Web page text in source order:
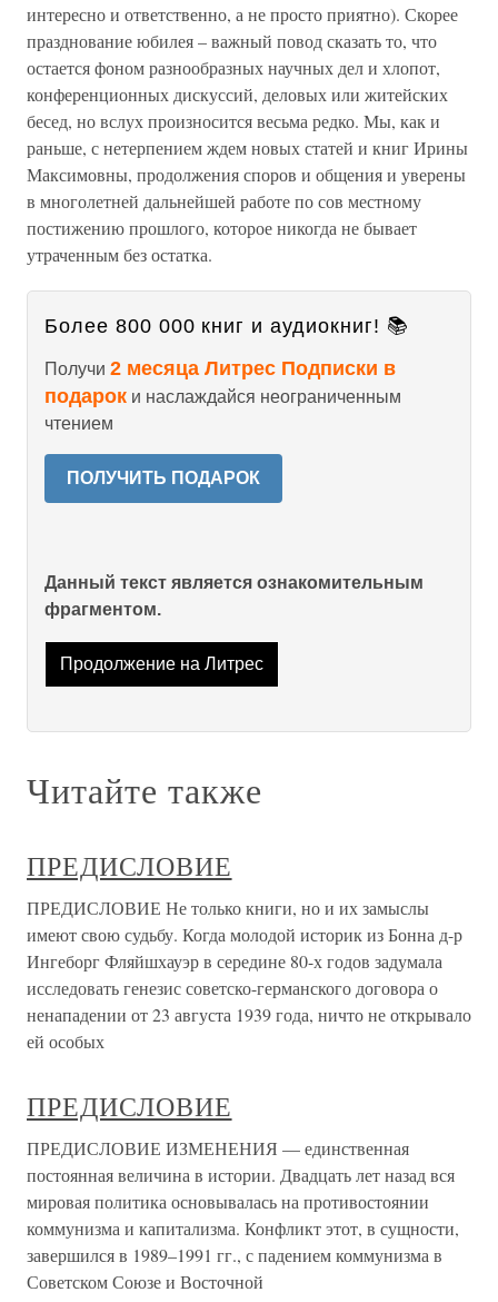
интересно и ответственно, а не просто приятно). Скорее
празднование юбилея – важный повод сказать то, что
остается фоном разнообразных научных дел и хлопот,
конференционных дискуссий, деловых или житейских
бесед, но вслух произносится весьма редко. Мы, как и
раньше, с нетерпением ждем новых статей и книг Ирины
Максимовны, продолжения споров и общения и уверены
в многолетней дальнейшей работе по сов местному
постижению прошлого, которое никогда не бывает
утраченным без остатка.
Более 800 000 книг и аудиокниг! 📚
Получи 2 месяца Литрес Подписки в
подарок и наслаждайся неограниченным
чтением
ПОЛУЧИТЬ ПОДАРОК
Данный текст является ознакомительным
фрагментом.
Продолжение на Литрес
Читайте также
ПРЕДИСЛОВИЕ
ПРЕДИСЛОВИЕ Не только книги, но и их замыслы
имеют свою судьбу. Когда моло­дой историк из Бонна д-р
Ингеборг Фляйшхауэр в середине 80-х годов задумала
исследовать генезис советско-германского договора о
ненапа­дении от 23 августа 1939 года, ничто не открывало
ей особых
ПРЕДИСЛОВИЕ
ПРЕДИСЛОВИЕ ИЗМЕНЕНИЯ — единственная
постоянная величина в истории. Двадцать лет назад вся
мировая политика основывалась на противостоянии
коммунизма и капитализма. Конфликт этот, в сущности,
завершился в 1989–1991 гг., с падением коммунизма в
Советском Союзе и Восточной